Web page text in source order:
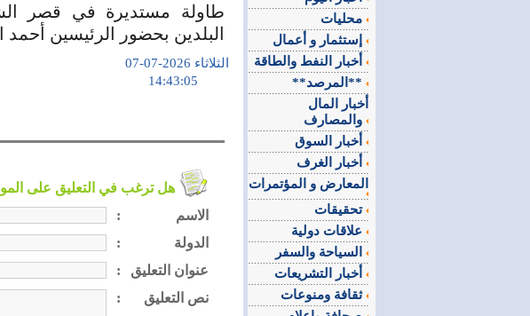
طاولة مستديرة في قصر
البلدين بحضور الرئيسين
الثلاثاء 2026-07-07
هل ترغب في التعليق على الموضوع ؟
:
الاسم
:
الدولة
:
عنوان التعليق
:
نص التعليق
**المرصد**
أخبار المال
المعارض و المؤتمرات
تحقيقات
ثقافة ومنوعات